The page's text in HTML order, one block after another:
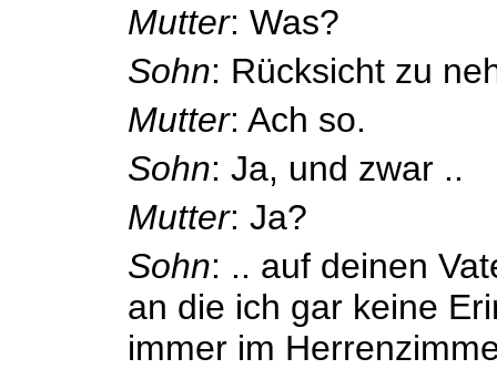
Mutter: Was?
Sohn: Rücksicht zu
Mutter: Ach so.
Sohn: Ja, und zwar ..
Mutter: Ja?
Sohn: .. auf deinen
an die ich gar keine
immer im